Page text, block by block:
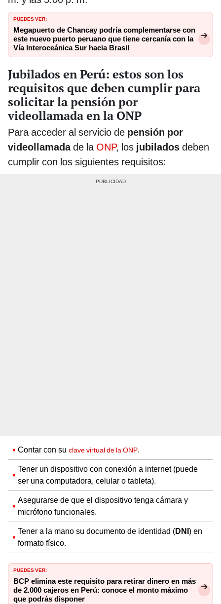
PUEDES VER:
Megapuerto de Chancay podría complementarse con
este nuevo puerto peruano que tiene cercanía con la
Vía Interoceánica Sur hacia Brasil
Jubilados en Perú: estos son los
requisitos que deben cumplir para
solicitar la pensión por
videollamada en la ONP
Para acceder al servicio de pensión por
videollamadade la ONP, los jubilados deben
cumplir con los siguientes requisitos:
Contar con su clave virtual de la ONP.
Tener un dispositivo con conexión a internet (puede
ser una computadora, celular o tableta).
Asegurarse de que el dispositivo tenga cámara y
micrófono funcionales.
Tener a la mano su documento de identidad (DNI) en
formato físico.
PUEDES VER:
BCP elimina este requisito para retirar dinero en más
de 2.000 cajeros en Perú: conoce el monto máximo
que podrás disponer